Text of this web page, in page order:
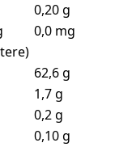
0,20 g
0,0 mg
62,6 g
1,7 g
0,2 g
0,10 g